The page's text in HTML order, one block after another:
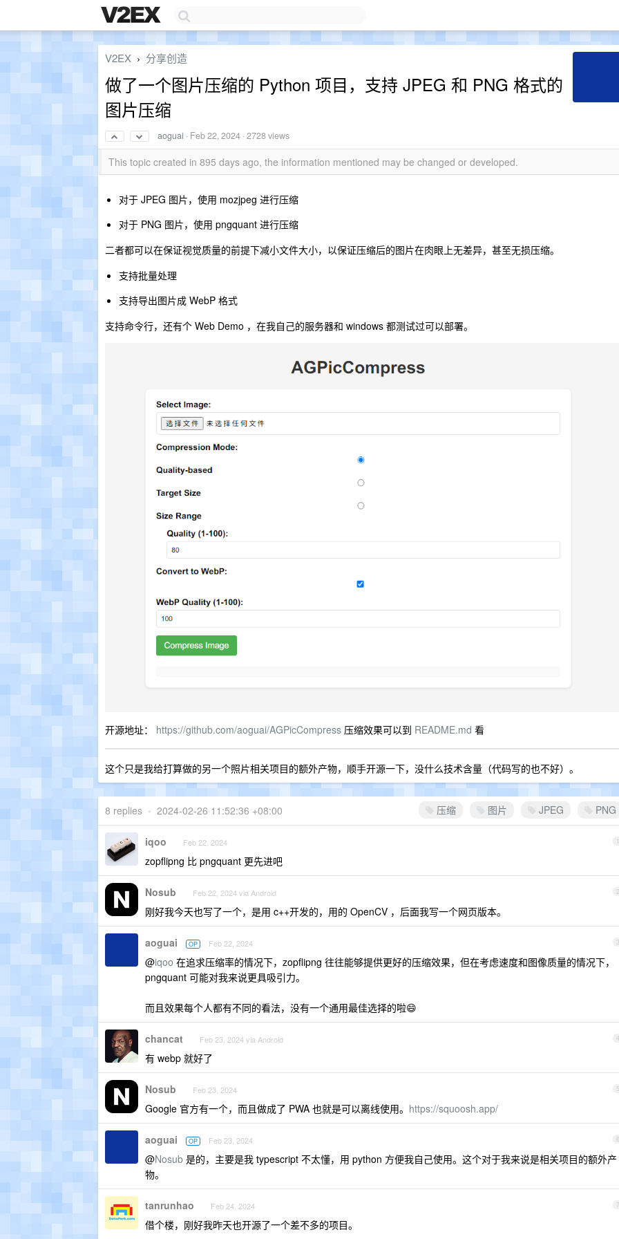
V2EX › 分享创造
做了一个图片压缩的 Python 项目，支持 JPEG 和 PNG 格式的
图片压缩
aoguai · Feb 22, 2024 · 2728 views
This topic created in 895 days ago, the information mentioned may be changed or developed.
对于 JPEG 图片，使用 mozjpeg 进行压缩
对于 PNG 图片，使用 pngquant 进行压缩
二者都可以在保证视觉质量的前提下减小文件大小，以保证压缩后的图片在肉眼上无差异，甚至无损压缩。
支持批量处理
支持导出图片成 WebP 格式
支持命令行，还有个 Web Demo ，在我自己的服务器和 windows 都测试过可以部署。
开源地址： https://github.com/aoguai/AGPicCompress 压缩效果可以到 README.md 看
这个只是我给打算做的另一个照片相关项目的额外产物，顺手开源一下，没什么技术含量（代码写的也不好）。
压缩 图片 JPEG PNG
8 replies • 2024-02-26 11:52:36 +08:00
1
iqoo Feb 22, 2024
zopflipng 比 pngquant 更先进吧
2
Nosub Feb 22, 2024 via Android
刚好我今天也写了一个，是用 c++开发的，用的 OpenCV ，后面我写一个网页版本。
3
aoguai OP Feb 22, 2024
@iqoo 在追求压缩率的情况下，zopflipng 往往能够提供更好的压缩效果，但在考虑速度和图像质量的情况下，
pngquant 可能对我来说更具吸引力。
而且效果每个人都有不同的看法，没有一个通用最佳选择的啦😄
4
chancat Feb 23, 2024 via Android
有 webp 就好了
5
Nosub Feb 23, 2024
Google 官方有一个，而且做成了 PWA 也就是可以离线使用。 https://squoosh.app/
6
aoguai OP Feb 23, 2024
@Nosub 是的，主要是我 typescript 不太懂，用 python 方便我自己使用。这个对于我来说是相关项目的额外产
物。
7
tanrunhao Feb 24, 2024
借个楼，刚好我昨天也开源了一个差不多的项目。